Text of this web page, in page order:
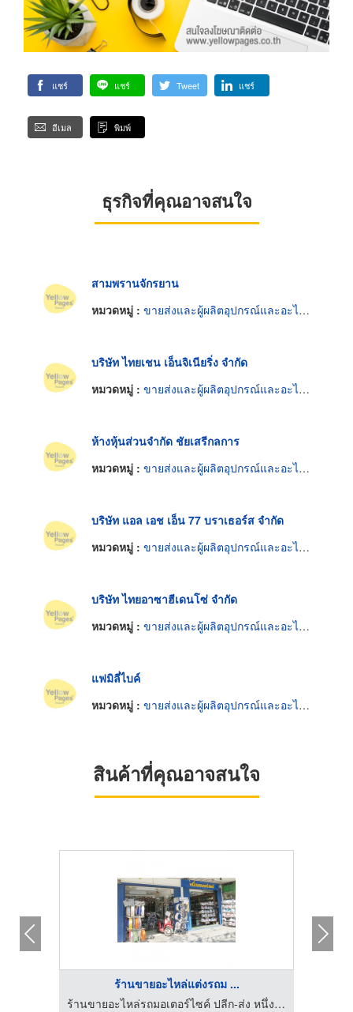
แชร์ แชร์ Tweet แชร์
อีเมล พิมพ์
ธุรกิจที่คุณอาจสนใจ
สามพรานจักรยาน
หมวดหมู่ : ขายส่งและผู้ผลิตอุปกรณ์และอะไหล่รถจักรยาน
บริษัท ไทยเชน เอ็นจิเนียริ่ง จำกัด
หมวดหมู่ : ขายส่งและผู้ผลิตอุปกรณ์และอะไหล่รถจักรยาน
ห้างหุ้นส่วนจำกัด ชัยเสรีกลการ
หมวดหมู่ : ขายส่งและผู้ผลิตอุปกรณ์และอะไหล่รถจักรยาน
บริษัท แอล เอช เอ็น 77 บราเธอร์ส จำกัด
หมวดหมู่ : ขายส่งและผู้ผลิตอุปกรณ์และอะไหล่รถจักรยาน
บริษัท ไทยอาซาฮีเดนโซ่ จำกัด
หมวดหมู่ : ขายส่งและผู้ผลิตอุปกรณ์และอะไหล่รถจักรยาน
แฟมิลี่ไบค์
หมวดหมู่ : ขายส่งและผู้ผลิตอุปกรณ์และอะไหล่รถจักรยาน
สินค้าที่คุณอาจสนใจ
ร้านขายอะไหล่แต่งรถม ...
ร้านขายอะไหล่รถมอเตอร์ไซค์ ปลีก-ส่ง หนึ่งมอเตอร์ชอป (FirstMotorshop)